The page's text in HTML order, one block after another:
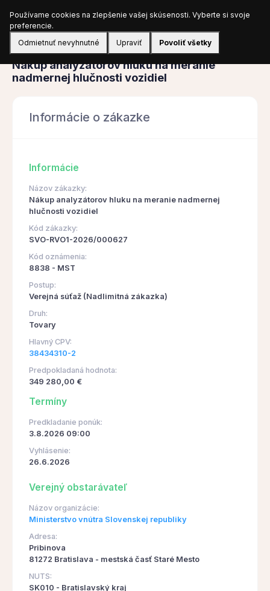
Prihlásiť sa
Obstarávanie
Nákup analyzátorov hluku na meranie
nadmernej hlučnosti vozidiel
Informácie o zákazke
Informácie
Názov zákazky:
Nákup analyzátorov hluku na meranie nadmernej
hlučnosti vozidiel
Kód zákazky:
SVO-RVO1-2026/000627
Kód oznámenia:
8838 - MST
Postup:
Verejná súťaž (Nadlimitná zákazka)
Druh:
Tovary
Hlavný CPV:
38434310-2
Predpokladaná hodnota:
349 280,00 €
Termíny
Predkladanie ponúk:
3.8.2026 09:00
Vyhlásenie:
26.6.2026
Verejný obstarávateľ
Názov organizácie:
Ministerstvo vnútra Slovenskej republiky
Adresa:
Pribinova
81272 Bratislava - mestská časť Staré Mesto
NUTS:
SK010 - Bratislavský kraj
Používame cookies na zlepšenie vašej skúsenosti. Vyberte si svoje
preferencie.
Odmietnuť nevyhnutné
Upraviť Povoliť všetky